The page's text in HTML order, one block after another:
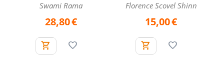
Swami Rama
28,80€
Florence Scovel Shinn
15,00€